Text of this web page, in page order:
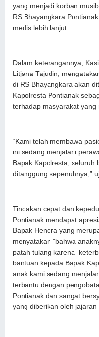
yang menjadi korban
RS Bhayangkara
medis lebih lanjut.
Dalam keterangannya,
Litjana Tajudin,
di RS Bhayangkara akan
Kapolresta Pontianak
terhadap masyarakat yang
“Kami telah membawa
ini sedang menjalani
Bapak Kapolresta, seluruh
ditanggung sepenuhnya,”
Tindakan cepat dan
Pontianak mendapat
Bapak Hendra yang
menyatakan "bahwa
patah tulang karena
bantuan kepada Bapak
anak kami sedang
terbantu dengan
Pontianak dan sangat
yang diberikan oleh